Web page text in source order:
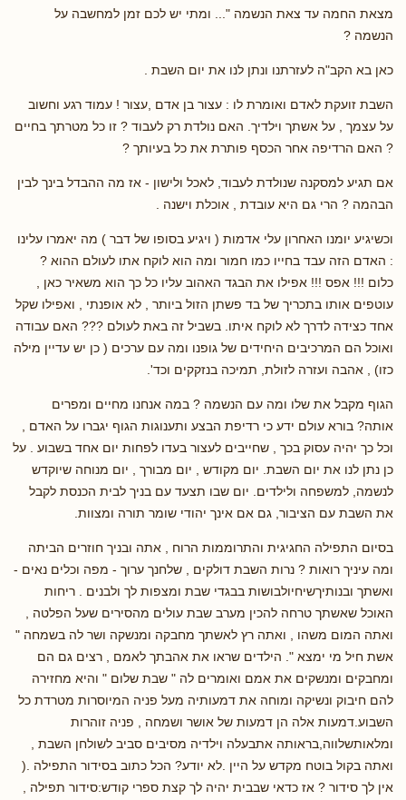
מצאת החמה עד צאת הנשמה "... ומתי יש לכם זמן למחשבה על
הנשמה ?
כאן בא הקב"ה לעזרתנו ונתן לנו את יום השבת .
השבת זועקת לאדם ואומרת לו : עצור בן אדם ,עצור ! עמוד רגע וחשוב
על עצמך , על אשתך וילדיך. האם נולדת רק לעבוד ? זו כל מטרתך בחיים
? האם הרדיפה אחר הכסף פותרת את כל בעיותך ?
אם תגיע למסקנה שנולדת לעבוד, לאכל ולישון - אז מה ההבדל בינך לבין
הבהמה ? הרי גם היא עובדת , אוכלת וישנה .
וכשיגיע יומנו האחרון עלי אדמות ( ויגיע בסופו של דבר ) מה יאמרו עלינו
: האדם הזה עבד בחייו כמו חמור ומה הוא לוקח אתו לעולם ההוא ?
כלום !!! אפס !!! אפילו את הבגד האהוב עליו כל כך הוא משאיר כאן ,
עוטפים אותו בתכריך של בד פשתן הזול ביותר , לא אופנתי , ואפילו שקל
אחד כצידה לדרך לא לוקח איתו. בשביל זה באת לעולם ??? האם עבודה
ואוכל הם המרכיבים היחידים של גופנו ומה עם ערכים ( כן יש עדיין מילה
כזו) , אהבה ועזרה לזולת, תמיכה בנזקקים וכד'.
הגוף מקבל את שלו ומה עם הנשמה ? במה אנחנו מחיים ומפרים
אותה? בורא עולם ידע כי רדיפת הבצע ותענוגות הגוף יגברו על האדם ,
וכל כך יהיה עסוק בכך , שחייבים לעצור בעדו לפחות יום אחד בשבוע . על
כן נתן לנו את יום השבת. יום מקודש , יום מבורך , יום מנוחה שיוקדש
לנשמה, למשפחה ולילדים. יום שבו תצעד עם בניך לבית הכנסת לקבל
את השבת עם הציבור, גם אם אינך יהודי שומר תורה ומצוות.
בסיום התפילה החגיגית והתרוממות הרוח , אתה ובניך חוזרים הביתה
ומה עיניך רואות ? נרות השבת דולקים , שלחנך ערוך - מפה וכלים נאים -
ואשתך ובנותיךשיחיולבושות בבגדי שבת ומצפות לך ולבנים . ריחות
האוכל שאשתך טרחה להכין מערב שבת עולים מהסירים שעל הפלטה ,
ואתה המום משהו , ואתה רץ לאשתך מחבקה ומנשקה ושר לה בשמחה "
אשת חיל מי ימצא ". הילדים שראו את אהבתך לאמם , רצים גם הם
ומחבקים ומנשקים את אמם ואומרים לה " שבת שלום " והיא מחזירה
להם חיבוק ונשיקה ומוחה את דמעותיה מעל פניה המיוסרות מטרדת כל
השבוע.דמעות אלה הן דמעות של אושר ושמחה , פניה זוהרות
ומלאותשלווה,בראותה אתבעלה וילדיה מסיבים סביב לשולחן השבת ,
ואתה בקול בוטח מקדש על היין .לא יודע? הכל כתוב בסידור התפילה .(
אין לך סידור ? אז כדאי שבבית יהיה לך קצת ספרי קודש:סידור תפילה ,